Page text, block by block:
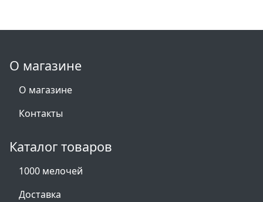
О магазине
О магазине
Контакты
Каталог товаров
1000 мелочей
Доставка